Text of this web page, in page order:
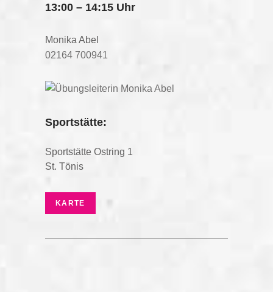
13:00 – 14:15 Uhr
Monika Abel
02164 700941
Sportstätte:
Sportstätte Ostring 1
St. Tönis
KARTE